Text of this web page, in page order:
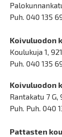
Puh. 040 135
Koivuluodon
Koulukuja 1,
Puh. 040 135
Koivuluodon
Rantakatu 7 G,
Puh. Puh. 040
Pattasten